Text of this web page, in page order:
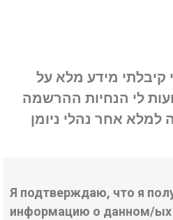
קיבלתי מידע מלא על
לי הנחיות ההרשמה
למלא אחר נהלי ניומן
Я подтверждаю, что я
информацию о данном/ых